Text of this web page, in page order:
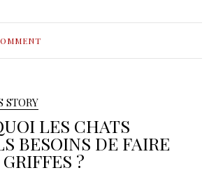
STORY
LES CHATS
BESOINS DE FAIRE
?